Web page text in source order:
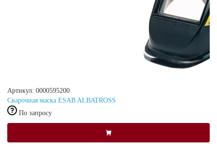
Артикул: 0000595200
Сварочная маска ESAB ALBATROSS
По запросу